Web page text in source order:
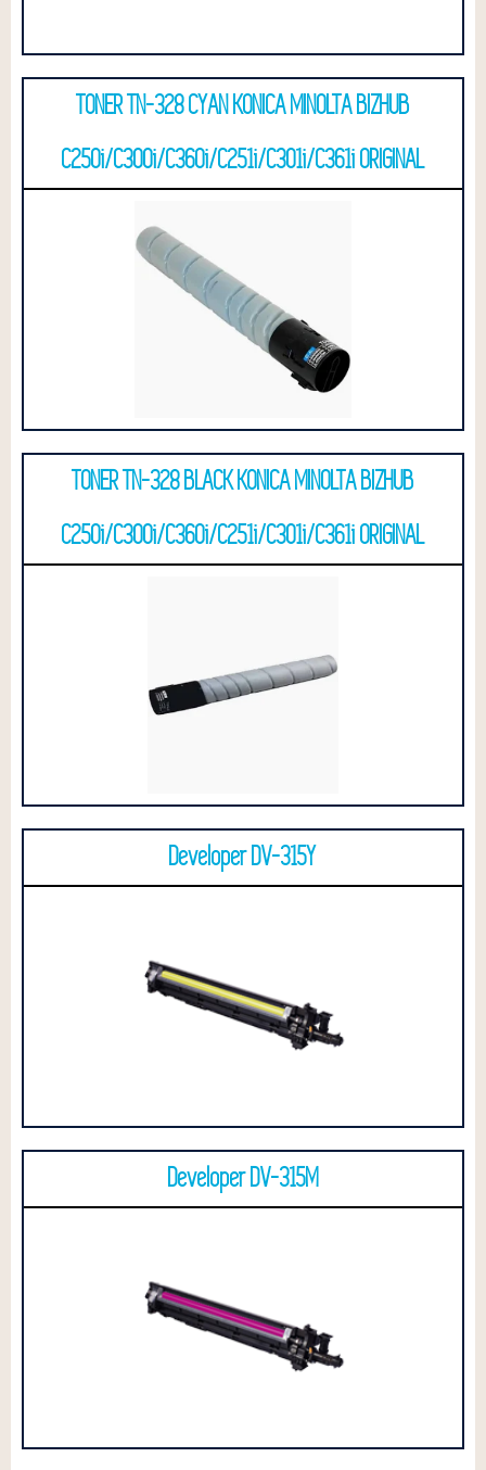
TONER TN-328 CYAN KONICA MINOLTA BIZHUB
C250i/C300i/C360i/C251i/C301i/C361i ORIGINAL
TONER TN-328 BLACK KONICA MINOLTA BIZHUB
C250i/C300i/C360i/C251i/C301i/C361i ORIGINAL
Developer DV-315Y
Developer DV-315M